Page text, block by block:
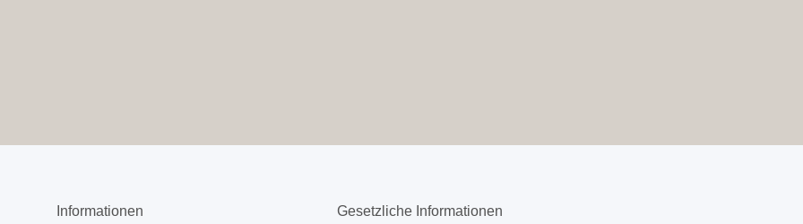
Informationen Gesetzliche Informationen